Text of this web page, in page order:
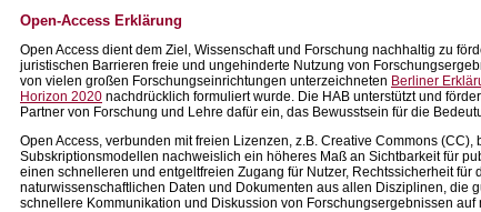
Open-Access Erklärung
Open Access dient dem Ziel, Wissenschaft und Forschung nachhaltig zu
juristischen Barrieren freie und ungehinderte Nutzung von
von vielen großen Forschungseinrichtungen unterzeichneten Berliner
Horizon 2020 nachdrücklich formuliert wurde. Die HAB unterstützt und
Partner von Forschung und Lehre dafür ein, das Bewusstsein für die
Open Access, verbunden mit freien Lizenzen, z.B. Creative Commons
Subskriptionsmodellen nachweislich ein höheres Maß an Sichtbarkeit für
einen schnelleren und entgeltfreien Zugang für Nutzer, Rechtssicherheit für
naturwissenschaftlichen Daten und Dokumenten aus allen Disziplinen, die
schnellere Kommunikation und Diskussion von Forschungsergebnissen